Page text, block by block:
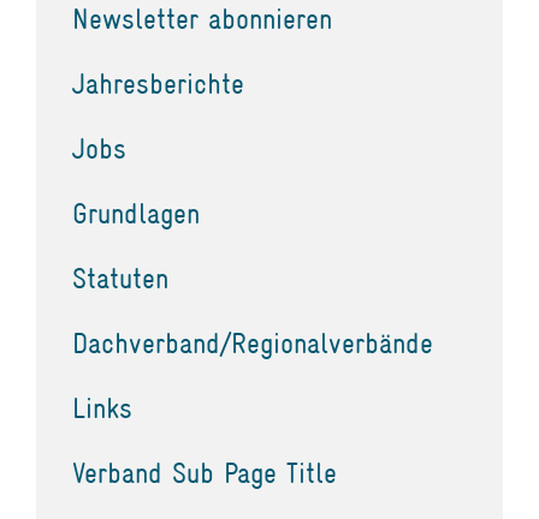
Newsletter abonnieren
Jahresberichte
Jobs
Grundlagen
Statuten
Dachverband/Regionalverbände
Links
Verband Sub Page Title